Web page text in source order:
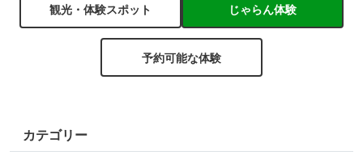
観光・体験スポット じゃらん体験
予約可能な体験
カテゴリー